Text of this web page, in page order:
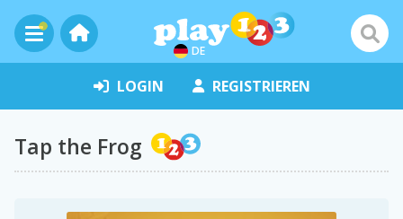
DE
LOGIN REGISTRIEREN
Tap the Frog